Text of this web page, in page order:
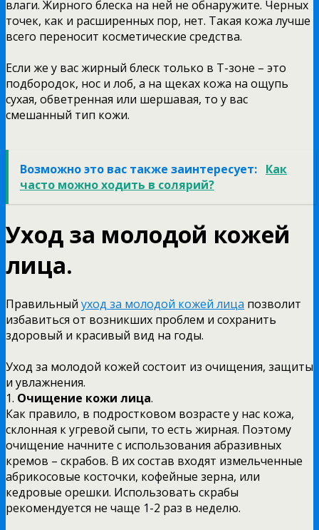
влаги. Жирного блеска на ней не обнаружите. Черных
точек, как и расширенных пор, нет. Такая кожа лучше
всего переносит косметические средства.
Если же у вас жирный блеск только в Т-зоне – это
подбородок, нос и лоб, а на щеках кожа на ощупь
сухая, обветренная или шершавая, то у вас
смешанный тип кожи.
Возможно это вас также заинтересует: Как
часто можно ходить в солярий?
Уход за молодой кожей
лица.
Правильный уход за молодой кожей лица позволит
избавиться от возникших проблем и сохранить
здоровый и красивый вид на годы.
Уход за молодой кожей состоит из очищения, защиты
и увлажнения.
1. Очищение кожи лица.
Как правило, в подростковом возрасте у нас кожа,
склонная к угревой сыпи, то есть жирная. Поэтому
очищение начните с использования абразивных
кремов – скрабов. В их состав входят измельченные
абрикосовые косточки, кофейные зерна, или
кедровые орешки. Использовать скрабы
рекомендуется не чаще 1-2 раз в неделю.